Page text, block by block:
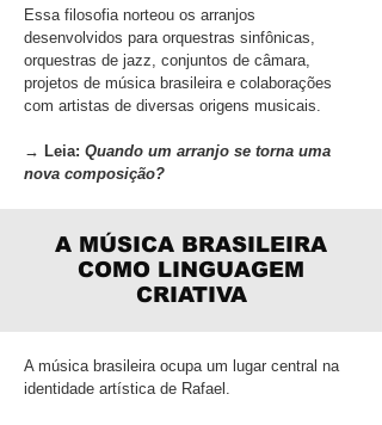
Essa filosofia norteou os arranjos
desenvolvidos para orquestras sinfônicas,
orquestras de jazz, conjuntos de câmara,
projetos de música brasileira e colaborações
com artistas de diversas origens musicais.
→ Leia: Quando um arranjo se torna uma
nova composição?
A MÚSICA BRASILEIRA
COMO LINGUAGEM
CRIATIVA
A música brasileira ocupa um lugar central na
identidade artística de Rafael.